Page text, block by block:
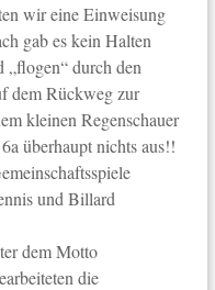
wir eine Einweisung
gab es kein Halten
„flogen“ durch den
dem Rückweg zur
kleinen Regenschauer
überhaupt nichts aus!!
und Billard
dem Motto
die